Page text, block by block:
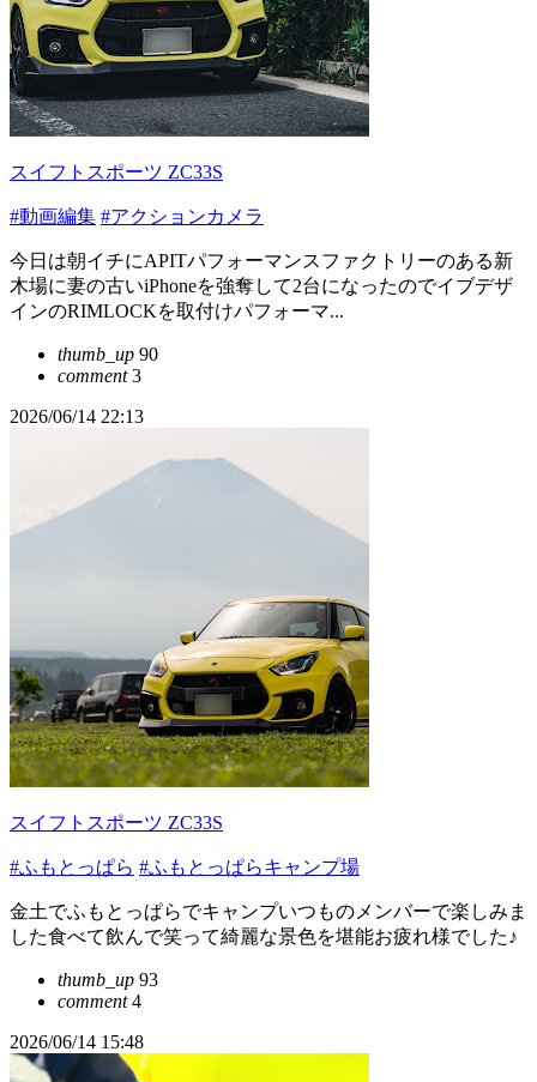
スイフトスポーツ ZC33S
#動画編集 #アクションカメラ
今日は朝イチにAPITパフォーマンスファクトリーのある新
木場に妻の古いiPhoneを強奪して2台になったのでイブデザ
インのRIMLOCKを取付けパフォーマ...
thumb_up 90
comment3
2026/06/14 22:13
スイフトスポーツ ZC33S
#ふもとっぱら #ふもとっぱらキャンプ場
金土でふもとっぱらでキャンプいつものメンバーで楽しみま
した食べて飲んで笑って綺麗な景色を堪能お疲れ様でした♪
thumb_up 93
comment4
2026/06/14 15:48